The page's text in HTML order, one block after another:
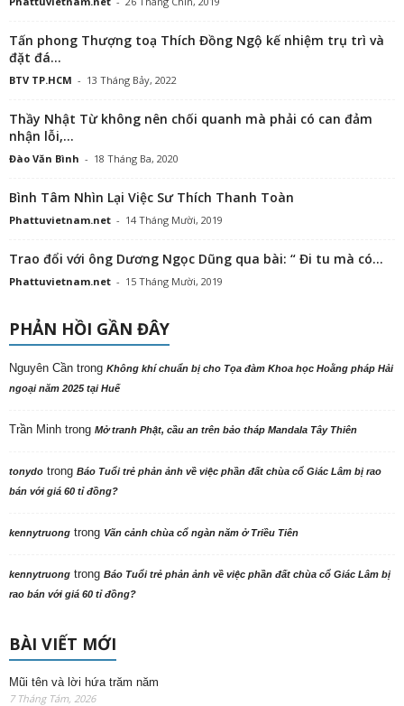
Tấn phong Thượng toạ Thích Đồng Ngộ kế nhiệm trụ trì và
đặt đá...
BTV TP.HCM - 13 Tháng Bảy, 2022
Thầy Nhật Từ không nên chối quanh mà phải có can đảm
nhận lỗi,...
Đào Văn Bình - 18 Tháng Ba, 2020
Bình Tâm Nhìn Lại Việc Sư Thích Thanh Toàn
Phattuvietnam.net - 14 Tháng Mười, 2019
Trao đổi với ông Dương Ngọc Dũng qua bài: “ Đi tu mà có...
Phattuvietnam.net - 15 Tháng Mười, 2019
PHẢN HỒI GẦN ĐÂY
Nguyên Cần trong Không khí chuẩn bị cho Tọa đàm Khoa học Hoằng pháp Hải
ngoại năm 2025 tại Huế
Trần Minh trong Mở tranh Phật, cầu an trên bảo tháp Mandala Tây Thiên
tonydo trong Báo Tuổi trẻ phản ảnh về việc phần đất chùa cổ Giác Lâm bị rao
bán với giá 60 tỉ đồng?
kennytruong trong Vãn cảnh chùa cổ ngàn năm ở Triều Tiên
kennytruong trong Báo Tuổi trẻ phản ảnh về việc phần đất chùa cổ Giác Lâm bị
rao bán với giá 60 tỉ đồng?
BÀI VIẾT MỚI
Mũi tên và lời hứa trăm năm
7 Tháng Tám, 2026